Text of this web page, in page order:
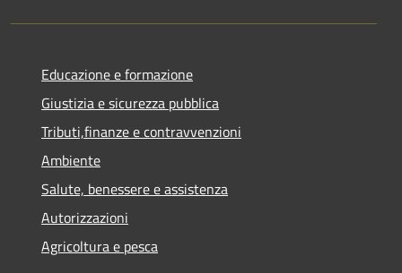
Educazione e formazione
Giustizia e sicurezza pubblica
Tributi,finanze e contravvenzioni
Ambiente
Salute, benessere e assistenza
Autorizzazioni
Agricoltura e pesca